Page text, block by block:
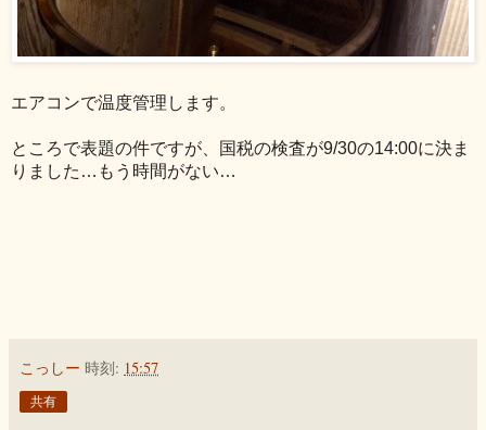
エアコンで温度管理します。
ところで表題の件ですが、国税の検査が9/30の14:00に決ま
りました…もう時間がない…
こっしー 時刻: 15:57
共有